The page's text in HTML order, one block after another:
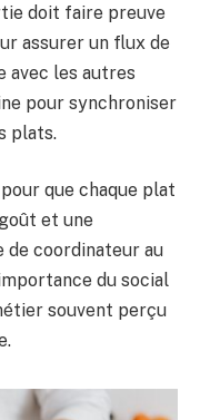
doit faire preuve
assurer un flux de
avec les autres
pour synchroniser
plats.
que chaque plat
et une
de coordinateur au
du social
souvent perçu